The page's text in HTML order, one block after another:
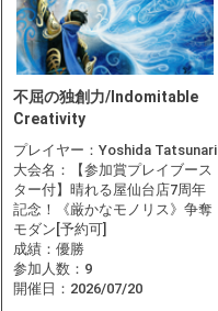
不屈の独創力/Indomitable
Creativity
プレイヤー： Yoshida Tatsunari
大会名：
【参加賞プレイブース
ター付】晴れる屋仙台店7周年
記念！《厳かなモノリス》争奪
モダン[予約可]
成績： 優勝
参加人数： 9
開催日： 2026/07/20